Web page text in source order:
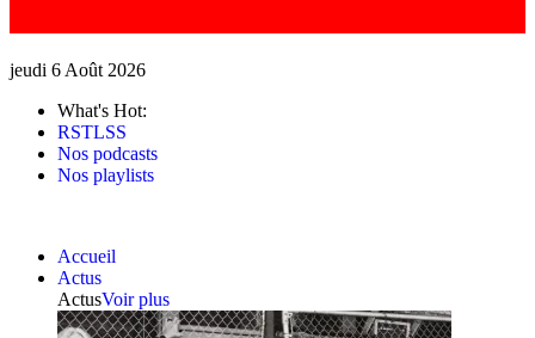
jeudi 6 Août 2026
What's Hot:
RSTLSS
Nos podcasts
Nos playlists
Accueil
Actus
ActusVoir plus